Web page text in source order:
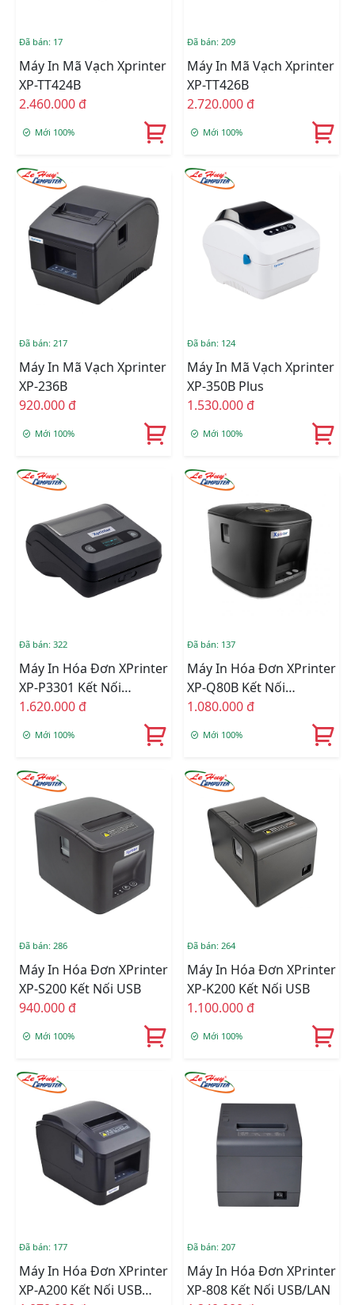
Đã bán: 17
Máy In Mã Vạch Xprinter
XP-TT424B
2.460.000 đ
Mới 100%
Đã bán: 209
Máy In Mã Vạch Xprinter
XP-TT426B
2.720.000 đ
Mới 100%
Đã bán: 217
Máy In Mã Vạch Xprinter
XP-236B
920.000 đ
Mới 100%
Đã bán: 124
Máy In Mã Vạch Xprinter
XP-350B Plus
1.530.000 đ
Mới 100%
Đã bán: 322
Máy In Hóa Đơn XPrinter
XP-P3301 Kết Nối
USB/Bluetooth
1.620.000 đ
Mới 100%
Đã bán: 137
Máy In Hóa Đơn XPrinter
XP-Q80B Kết Nối
USB/LAN
1.080.000 đ
Mới 100%
Đã bán: 286
Máy In Hóa Đơn XPrinter
XP-S200 Kết Nối USB
940.000 đ
Mới 100%
Đã bán: 264
Máy In Hóa Đơn XPrinter
XP-K200 Kết Nối USB
1.100.000 đ
Mới 100%
Đã bán: 177
Máy In Hóa Đơn XPrinter
XP-A200 Kết Nối USB
Đã bán: 207
Máy In Hóa Đơn XPrinter
XP-808 Kết Nối USB/LAN